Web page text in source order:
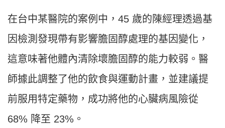
在台中某醫院的案例中，45 歲的陳經理透過基
因檢測發現帶有影響膽固醇處理的基因變化，
這意味著他體內清除壞膽固醇的能力較弱。醫
師據此調整了他的飲食與運動計畫，並建議提
前服用特定藥物，成功將他的心臟病風險從
68% 降至 23%。